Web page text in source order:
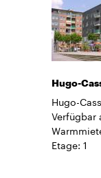
Hugo-
Hugo-
Verfügbar
Etage 1